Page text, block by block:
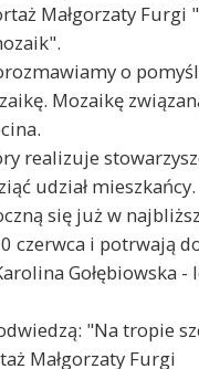
Małgorzaty Furgi
o
Mozaikę
realizuje
udział mieszkańcy.
się już w
czerwca i potrwają
Gołębiowska -
"Na tropie
Małgorzaty Furgi